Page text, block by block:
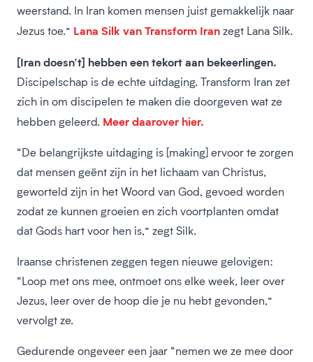
weerstand. In Iran komen mensen juist gemakkelijk naar
Jezus toe.” Lana Silk van Transform Iranzegt Lana Silk.
[Iran doesn’t] hebben een tekort aan bekeerlingen.
Discipelschap is de echte uitdaging. Transform Iran zet
zich in om discipelen te maken die doorgeven wat ze
hebben geleerd. Meer daarover hier.
“De belangrijkste uitdaging is [making] ervoor te zorgen
dat mensen geënt zijn in het lichaam van Christus,
geworteld zijn in het Woord van God, gevoed worden
zodat ze kunnen groeien en zich voortplanten omdat
dat Gods hart voor hen is,” zegt Silk.
Iraanse christenen zeggen tegen nieuwe gelovigen:
“Loop met ons mee, ontmoet ons elke week, leer over
Jezus, leer over de hoop die je nu hebt gevonden,”
vervolgt ze.
Gedurende ongeveer een jaar “nemen we ze mee door